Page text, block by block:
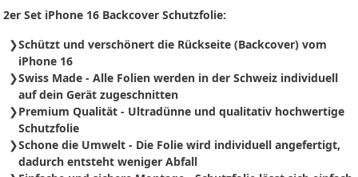
2er Set iPhone 16 Backcover Schutzfolie:
Schützt und verschönert die Rückseite (Backcover) vom
iPhone 16
Swiss Made - Alle Folien werden in der Schweiz individuell
auf dein Gerät zugeschnitten
Premium Qualität - Ultradünne und qualitativ hochwertige
Schutzfolie
Schone die Umwelt - Die Folie wird individuell angefertigt,
dadurch entsteht weniger Abfall